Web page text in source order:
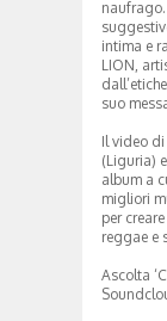
intima e
LION,
suo
Il video di
(Liguria)
album a
migliori
per
reggae e
Ascolta